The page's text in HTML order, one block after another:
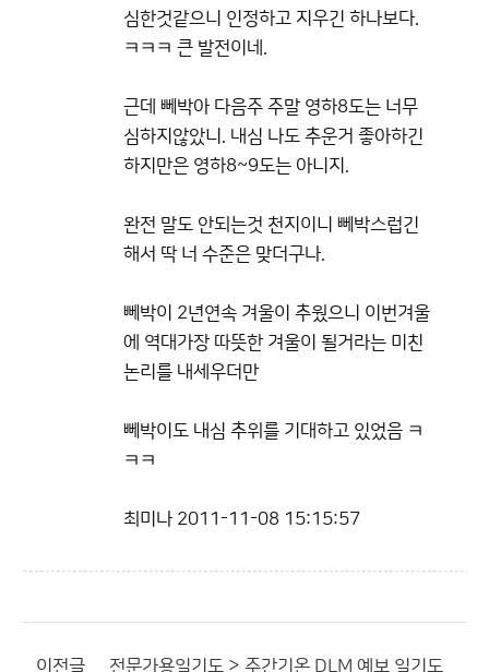
심한것같으니 인정하고 지우긴 하나보다.
ㅋㅋㅋ 큰 발전이네.
근데 뻬박아 다음주 주말 영하8도는 너무
심하지않았니. 내심 나도 추운거 좋아하긴
하지만은 영하8~9도는 아니지.
완전 말도 안되는것 천지이니 뻬박스럽긴
해서 딱 너 수준은 맞더구나.
뻬박이 2년연속 겨울이 추웠으니 이번겨울
에 역대가장 따뜻한 겨울이 될거라는 미친
논리를 내세우더만
뻬박이도 내심 추위를 기대하고 있었음 ㅋ
ㅋㅋ
최미나 2011-11-08 15:15:57
이전글 전문가용일기도 > 주간기온 DLM 예보 일기도